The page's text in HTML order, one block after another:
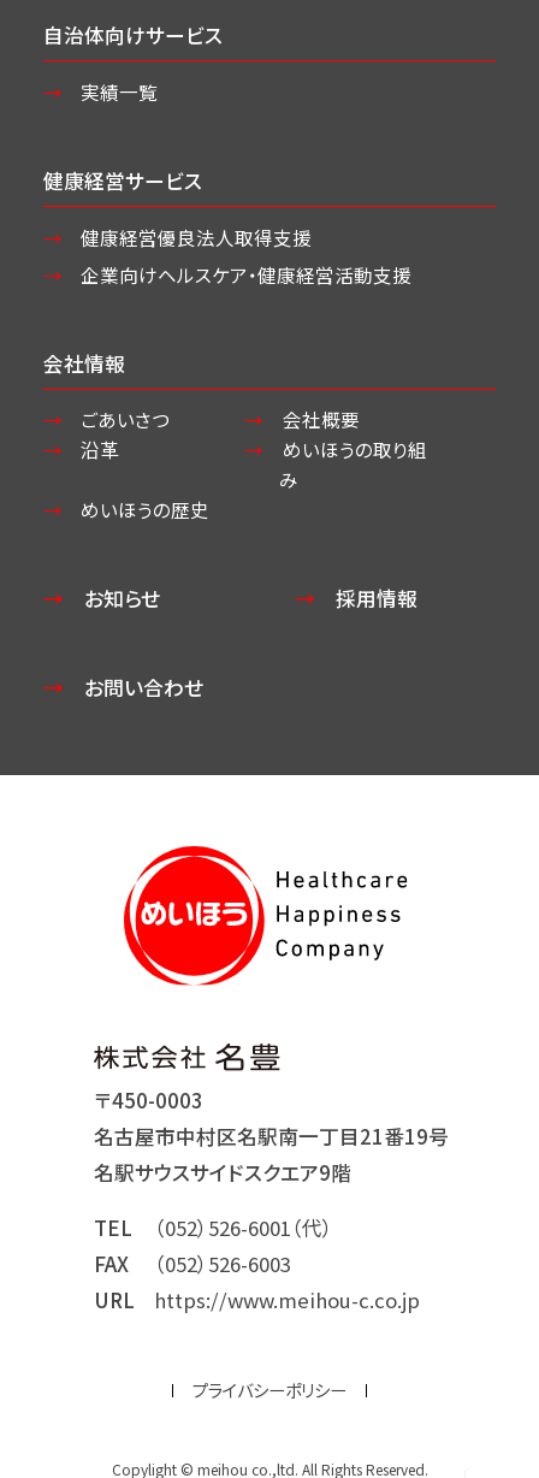
自治体向けサービス
実績一覧
健康経営サービス
健康経営優良法人取得支援
企業向けヘルスケア・健康経営活動支援
会社情報
ごあいさつ
会社概要
沿革
めいほうの取り組
み
めいほうの歴史
お知らせ 採用情報
お問い合わせ
〒450-0003
名古屋市中村区名駅南一丁目21番19号
名駅サウスサイドスクエア9階
TEL
（052）526-6001（代）
FAX
（052）526-6003
URL
https://www.meihou-c.co.jp
プライバシーポリシー
Copylight © meihou co.,ltd. All Rights Reserved.